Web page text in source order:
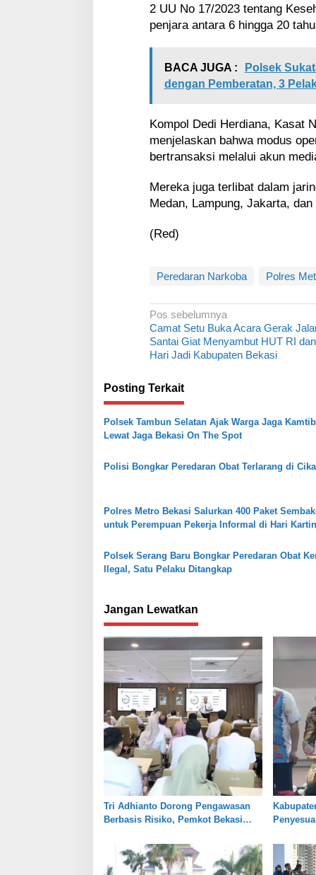
2 UU No 17/2023 tentang
penjara antara 6 hingga 20
BACA JUGA :
Polsek
dengan Pemberatan, 3
Kompol Dedi Herdiana, Kasat
menjelaskan bahwa modus
bertransaksi melalui akun
Mereka juga terlibat dalam
Medan, Lampung, Jakarta, dan
(Red)
Peredaran Narkoba Polres
N
a
v
g
a
s
p
s
Pos sebelumnya
Camat Setu Buka Acara Gerak
Santai Giat Menyambut HUT RI dan
Hari Jadi Kabupaten Bekasi
Posting Terkait
Polsek Tambun Selatan Ajak Warga Jaga
Lewat Jaga Bekasi On The Spot
Polisi Bongkar Peredaran Obat Terlarang di
Polres Metro Bekasi Salurkan 400 Paket
untuk Perempuan Pekerja Informal di Hari
Polsek Serang Baru Bongkar Peredaran Obat
Ilegal, Satu Pelaku Ditangkap
Jangan Lewatkan
Tri Adhianto Dorong Pengawasan
Berbasis Risiko, Pemkot Bekasi
Pertanian